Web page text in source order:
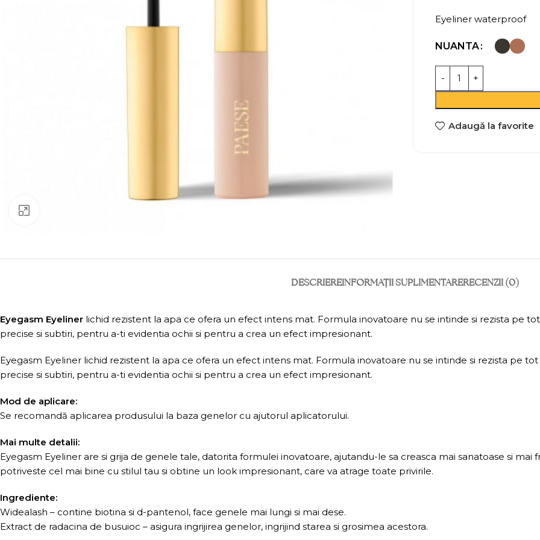
Eyeliner waterproof
NUANTA
Adaugă la favorite
DESCRIEREINFORMAȚII SUPLIMENTARERECENZII (0)
Eyegasm Eyeliner lichid rezistent la apa ce ofera un efect intens mat. Formula inovatoare nu se intinde si rezista pe
precise si subtiri, pentru a-ti evidentia ochii si pentru a crea un efect impresionant.
Eyegasm Eyeliner lichid rezistent la apa ce ofera un efect intens mat. Formula inovatoare nu se intinde si rezista pe
precise si subtiri, pentru a-ti evidentia ochii si pentru a crea un efect impresionant.
Mod de aplicare:
Se recomandă aplicarea produsului la baza genelor cu ajutorul aplicatorului.
Mai multe detalii:
Eyegasm Eyeliner are si grija de genele tale, datorita formulei inovatoare, ajutandu-le sa creasca mai sanatoase si
potriveste cel mai bine cu stilul tau si obtine un look impresionant, care va atrage toate privirile.
Ingrediente:
Widealash – contine biotina si d-pantenol, face genele mai lungi si mai dese.
Extract de radacina de busuioc – asigura ingrijirea genelor, ingrijind starea si grosimea acestora.